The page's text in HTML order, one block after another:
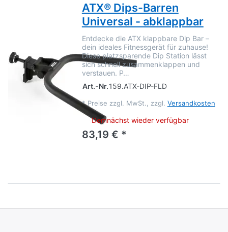
ATX® Dips-Barren
Universal - abklappbar
Entdecke die ATX klappbare Dip Bar –
dein ideales Fitnessgerät für zuhause!
Diese platzsparende Dip Station lässt
sich schnell zusammenklappen und
verstauen. P…
Art.-Nr.159.ATX-DIP-FLD
* Preise zzgl. MwSt., zzgl. Versandkosten
Demnächst wieder verfügbar
83,19 € *